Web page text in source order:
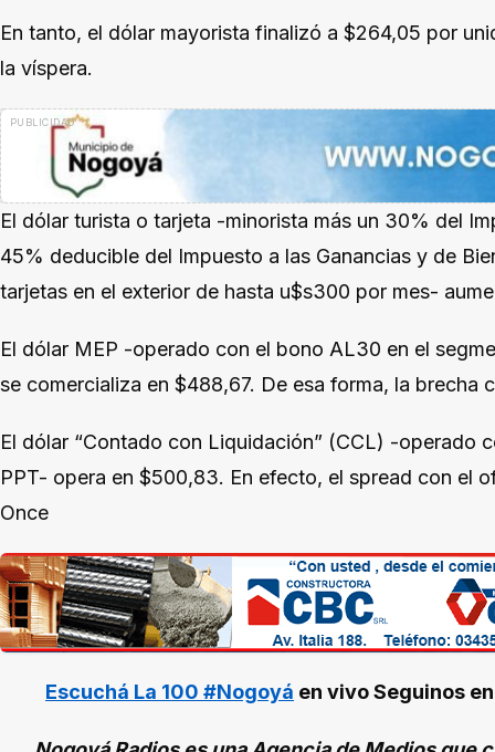
En tanto, el dólar mayorista finalizó a $264,05 por
la víspera.
El dólar turista o tarjeta -minorista más un 30% del
45% deducible del Impuesto a las Ganancias y de
tarjetas en el exterior de hasta u$s300 por mes-
El dólar MEP -operado con el bono AL30 en el
se comercializa en $488,67. De esa forma, la brecha
El dólar “Contado con Liquidación” (CCL) -operado
PPT- opera en $500,83. En efecto, el spread con el
Once
Escuchá La 100 #Nogoyá en vivoSeguinos